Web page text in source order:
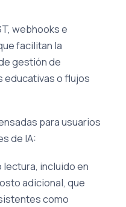
webhooks e
facilitan la
gestión de
o flujos
para usuarios
de IA:
lectura, incluido en
adicional, que
como